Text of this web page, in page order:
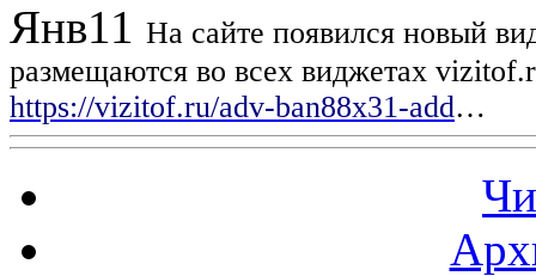
Янв11 На сайте появился новый
размещаются во всех виджетах
https://vizitof.ru/adv-ban88x31-add…